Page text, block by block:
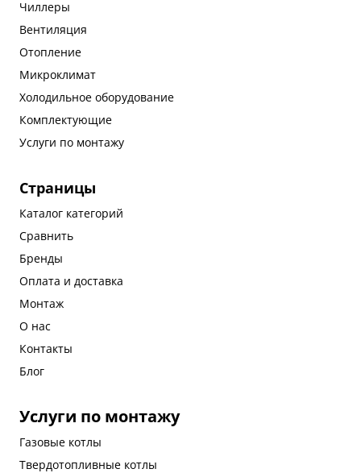
Чиллеры
Вентиляция
Отопление
Микроклимат
Холодильное оборудование
Комплектующие
Услуги по монтажу
Страницы
Каталог категорий
Сравнить
Бренды
Оплата и доставка
Монтаж
О нас
Контакты
Блог
Услуги по монтажу
Газовые котлы
Твердотопливные котлы